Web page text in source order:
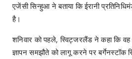
एजेंसी सिन्हुआ ने बताया कि ईरानी
है।
शनिवार को पहले, स्विट्जरलैंड ने कहा कि
ज्ञापन समझौते को लागू करने पर बर्गेनस्टॉक